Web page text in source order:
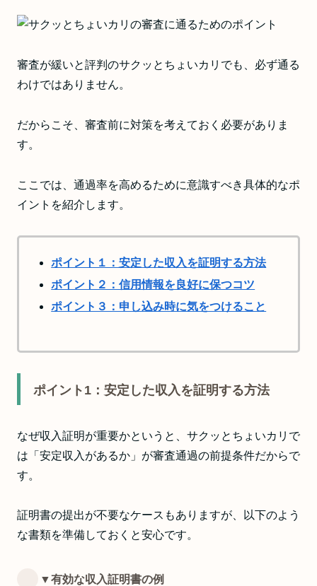
審査が緩いと評判のサクッとちょいカリでも、必ず通る
わけではありません。
だからこそ、審査前に対策を考えておく必要がありま
す。
ここでは、通過率を高めるために意識すべき具体的なポ
イントを紹介します。
ポイント１：安定した収入を証明する方法
ポイント２：信用情報を良好に保つコツ
ポイント３：申し込み時に気をつけること
ポイント1：安定した収入を証明する方法
なぜ収入証明が重要かというと、サクッとちょいカリで
は「安定収入があるか」が審査通過の前提条件だからで
す。
証明書の提出が不要なケースもありますが、以下のよう
な書類を準備しておくと安心です。
▼有効な収入証明書の例